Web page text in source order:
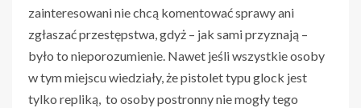
zainteresowani nie chcą komentować sprawy ani
zgłaszać przestępstwa, gdyż – jak sami przyznają –
było to nieporozumienie. Nawet jeśli wszystkie osoby
w tym miejscu wiedziały, że pistolet typu glock jest
tylko repliką, to osoby postronny nie mogły tego